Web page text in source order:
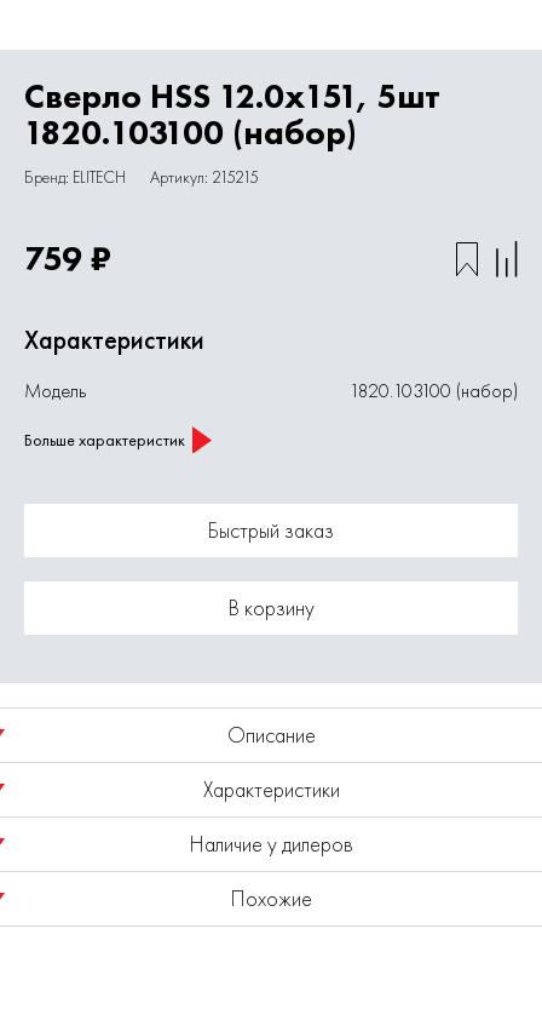
Сверло HSS 12.0х151, 5шт
1820.103100 (набор)
Бренд: ELITECH Артикул: 215215
759 ₽
Характеристики
Модель 1820.103100 (набор)
Больше характеристик
Быстрый заказ
В корзину
Описание
Набор сверл по металлу черненых ELITECH 215215, HSS сталь,
12.0х101х151 мм (5 шт)
Характеристики
Модель 1820.103100 (набор)
Наличие у дилеров
Показано наличие в регионе
Похожие